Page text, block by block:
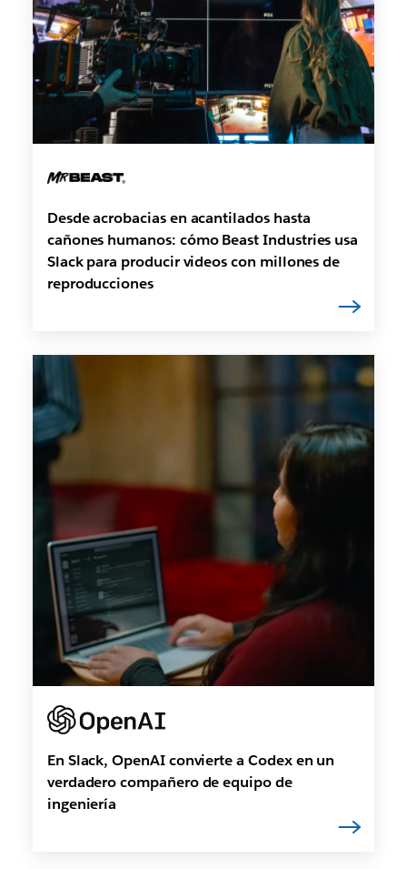
Desde acrobacias en acantilados hasta
cañones humanos: cómo Beast Industries usa
Slack para producir videos con millones de
reproducciones
En Slack, OpenAI convierte a Codex en un
verdadero compañero de equipo de
ingeniería